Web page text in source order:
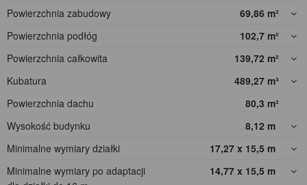
Powierzchnia zabudowy
69,86 m²
Powierzchnia podłóg
102,7 m²
Powierzchnia całkowita
139,72 m²
Kubatura
489,27 m³
Powierzchnia dachu
80,3 m²
Wysokość budynku
8,12 m
Minimalne wymiary działki
17,27 x 15,5 m
Minimalne wymiary po adaptacji
14,77 x 15,5 m